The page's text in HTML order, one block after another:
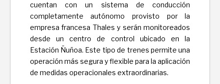
cuentan con un sistema de conducción
completamente autónomo provisto por la
empresa francesa Thales y serán monitoreados
desde un centro de control ubicado en la
Estación Ñuñoa. Este tipo de trenes permite una
operación más segura y flexible para la aplicación
de medidas operacionales extraordinarias.